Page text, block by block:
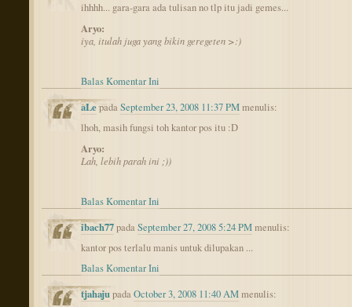
ihhhh... gara-gara ada tulisan no tlp itu jadi gemes...
Aryo:
iya, itulah juga yang bikin geregeten >:)
Balas Komentar Ini
aLepadaSeptember 23, 2008 11:37 PMmenulis:
lhoh, masih fungsi toh kantor pos itu :D
Aryo:
Lah, lebih parah ini ;))
Balas Komentar Ini
ibach77padaSeptember 27, 2008 5:24 PMmenulis:
kantor pos terlalu manis untuk dilupakan ...
Balas Komentar Ini
tjahajupadaOctober 3, 2008 11:40 AMmenulis: